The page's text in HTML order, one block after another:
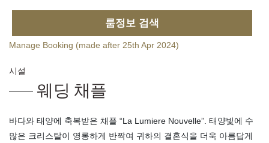
룸정보 검색
Manage Booking (made after 25th Apr 2024)
시설
웨딩 채플
바다와 태양에 축복받은 채플 “La Lumiere Nouvelle”. 태양빛에 수
많은 크리스탈이 영롱하게 반짝여 귀하의 결혼식을 더욱 아름답게